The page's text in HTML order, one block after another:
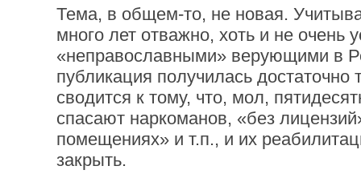
Тема, в общем-то, не новая.
много лет отважно, хоть и не очень
«неправославными» верующими в
публикация получилась достаточно
сводится к тому, что, мол,
спасают наркоманов, «без
помещениях» и т.п., и их
закрыть.